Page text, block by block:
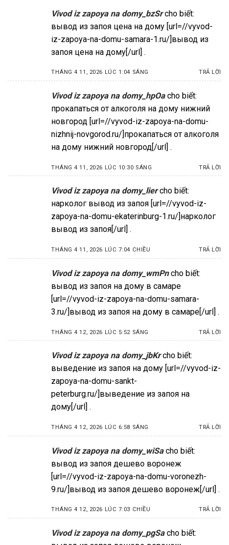
Vivod iz zapoya na domy_bzSr cho biết:
вывод из запоя цена на дому [url=//vyvod-
iz-zapoya-na-domu-samara-1.ru/]вывод из
запоя цена на дому[/url] .
THÁNG 4 11, 2026 LÚC 1:04 SÁNG TRẢ LỜI
Vivod iz zapoya na domy_hpOa cho biết:
прокапаться от алкоголя на дому нижний
новгород [url=//vyvod-iz-zapoya-na-domu-
nizhnij-novgorod.ru/]прокапаться от алкоголя
на дому нижний новгород[/url] .
THÁNG 4 11, 2026 LÚC 10:30 SÁNG TRẢ LỜI
Vivod iz zapoya na domy_lier cho biết:
нарколог вывод из запоя [url=//vyvod-iz-
zapoya-na-domu-ekaterinburg-1.ru/]нарколог
вывод из запоя[/url] .
THÁNG 4 11, 2026 LÚC 7:04 CHIỀU TRẢ LỜI
Vivod iz zapoya na domy_wmPn cho biết:
вывод из запоя на дому в самаре
[url=//vyvod-iz-zapoya-na-domu-samara-
3.ru/]вывод из запоя на дому в самаре[/url] .
THÁNG 4 12, 2026 LÚC 5:52 SÁNG TRẢ LỜI
Vivod iz zapoya na domy_jbKr cho biết:
выведение из запоя на дому [url=//vyvod-iz-
zapoya-na-domu-sankt-
peterburg.ru/]выведение из запоя на
дому[/url] .
THÁNG 4 12, 2026 LÚC 6:58 SÁNG TRẢ LỜI
Vivod iz zapoya na domy_wiSa cho biết:
вывод из запоя дешево воронеж
[url=//vyvod-iz-zapoya-na-domu-voronezh-
9.ru/]вывод из запоя дешево воронеж[/url] .
THÁNG 4 12, 2026 LÚC 7:03 CHIỀU TRẢ LỜI
Vivod iz zapoya na domy_pgSa cho biết: